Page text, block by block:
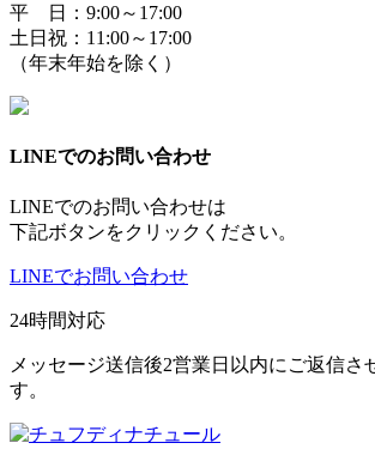
平 日：9:00～17:00
土日祝：11:00～17:00
（年末年始を除く）
LINEでのお問い合わせ
LINEでのお問い合わせは
下記ボタンをクリックください。
LINEでお問い合わせ
24時間対応
メッセージ送信後2営業日以内にご返信さ
す。